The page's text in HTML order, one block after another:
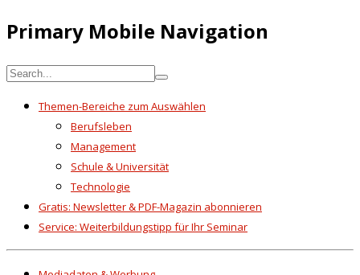
Primary Mobile Navigation
Themen-Bereiche zum Auswählen
Berufsleben
Management
Schule & Universität
Technologie
Gratis: Newsletter & PDF-Magazin abonnieren
Service: Weiterbildungstipp für Ihr Seminar